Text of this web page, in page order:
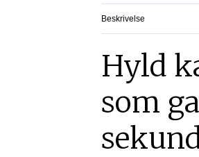
Beskrivelse
Hyld
som